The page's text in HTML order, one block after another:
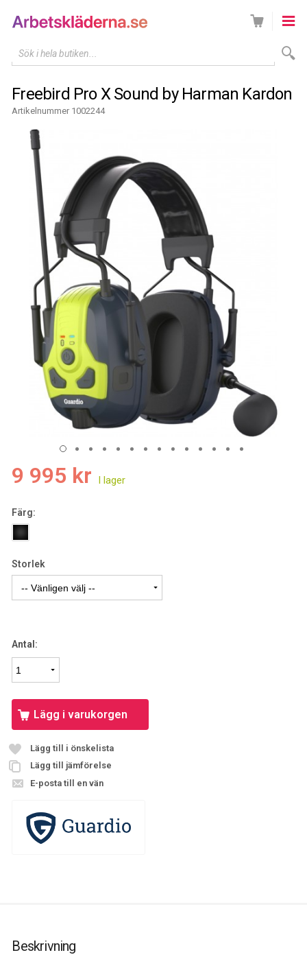
Sök i hela butiken...
Freebird Pro X Sound by Harman Kardon
Artikelnummer 1002244
9 995 kr
Färg:
Storlek
Antal:
Lägg i varukorgen
Lägg till i önskelista
Lägg till jämförelse
E-posta till en vän
Beskrivning